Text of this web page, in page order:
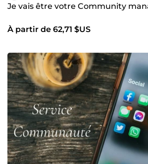
Je vais être votre Community
À partir de 62,71 $US